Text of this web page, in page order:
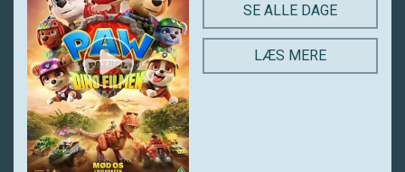
SE ALLE DAGE
LÆS MERE